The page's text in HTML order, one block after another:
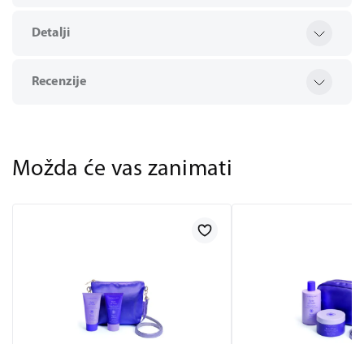
Detalji
Recenzije
Možda će vas zanimati